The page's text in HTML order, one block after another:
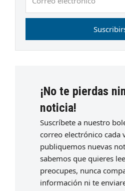
electrónico
¡No te pierdas
noticia!
Suscríbete a nuestro
correo electrónico cada
publiquemos nuevas
sabemos que quieres
preocupes, nunca
información ni te